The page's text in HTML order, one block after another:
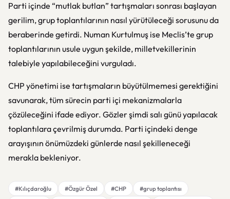
Parti içinde “mutlak butlan” tartışmaları sonrası başlayan
gerilim, grup toplantılarının nasıl yürütüleceği sorusunu da
beraberinde getirdi. Numan Kurtulmuş ise Meclis’te grup
toplantılarının usule uygun şekilde, milletvekillerinin
talebiyle yapılabileceğini vurguladı.
CHP yönetimi ise tartışmaların büyütülmemesi gerektiğini
savunarak, tüm sürecin parti içi mekanizmalarla
çözüleceğini ifade ediyor. Gözler şimdi salı günü yapılacak
toplantılara çevrilmiş durumda. Parti içindeki denge
arayışının önümüzdeki günlerde nasıl şekilleneceği
merakla bekleniyor.
#Kılıçdaroğlu #Özgür Özel #CHP
#grup toplantısı